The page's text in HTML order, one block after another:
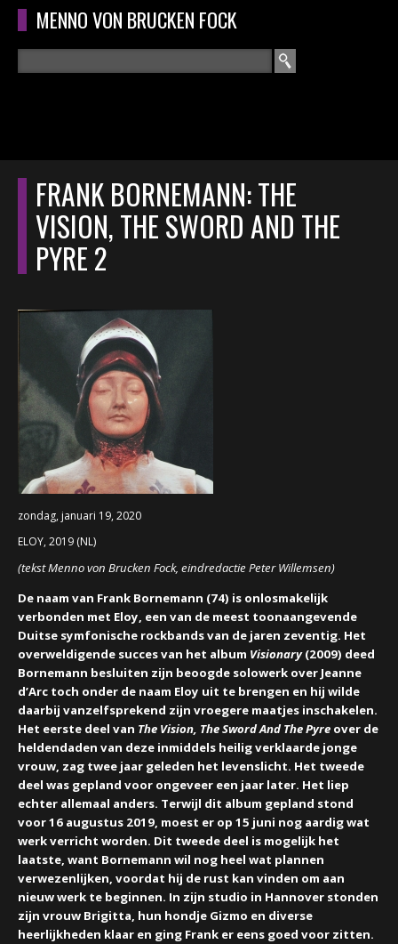
Overslaan en naar de algemene inhoud gaan
MENNO VON BRUCKEN FOCK
ZOEKVELD
HOOFDMENU HOME
CURRICULUM
CONCERTFOTO'S
LINKS
FRANK BORNEMANN: THE
VISION, THE SWORD AND THE
PYRE 2
zondag, januari 19, 2020
ELOY, 2019 (NL)
(tekst Menno von Brucken Fock, eindredactie Peter Willemsen)
De naam van Frank Bornemann (74) is onlosmakelijk
verbonden met Eloy, een van de meest toonaangevende
Duitse symfonische rockbands van de jaren zeventig. Het
overweldigende succes van het album Visionary(2009) deed
Bornemann besluiten zijn beoogde solowerk over Jeanne
d’Arc toch onder de naam Eloy uit te brengen en hij wilde
daarbij vanzelfsprekend zijn vroegere maatjes inschakelen.
Het eerste deel van The Vision, The Sword And The Pyre over de
heldendaden van deze inmiddels heilig verklaarde jonge
vrouw, zag twee jaar geleden het levenslicht. Het tweede
deel was gepland voor ongeveer een jaar later. Het liep
echter allemaal anders. Terwijl dit album gepland stond
voor 16 augustus 2019, moest er op 15 juni nog aardig wat
werk verricht worden. Dit tweede deel is mogelijk het
laatste, want Bornemann wil nog heel wat plannen
verwezenlijken, voordat hij de rust kan vinden om aan
nieuw werk te beginnen. In zijn studio in Hannover stonden
zijn vrouw Brigitta, hun hondje Gizmo en diverse
heerlijkheden klaar en ging Frank er eens goed voor zitten.